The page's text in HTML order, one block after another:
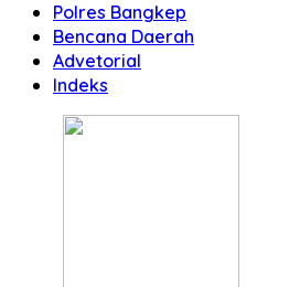
Polres Bangkep
Bencana Daerah
Advetorial
Indeks